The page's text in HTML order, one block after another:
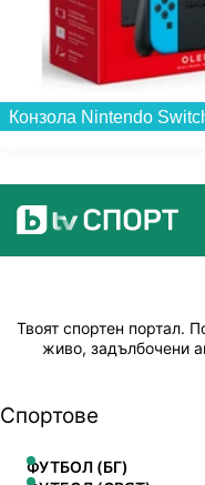
Твоят спортен портал.
живо, задълбочени
Спортове
ФУТБОЛ (БГ)